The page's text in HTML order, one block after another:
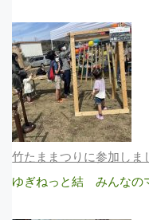
竹たままつりに参加しま
ゆぎねっと結 みんなの